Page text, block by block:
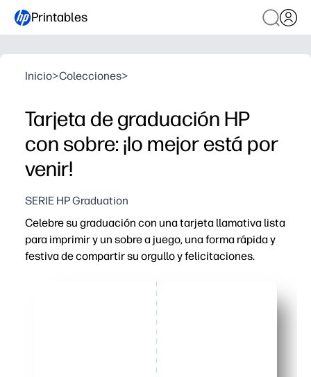
Printables
Inicio>Colecciones>
Tarjeta de graduación HP
con sobre: ¡lo mejor está por
venir!
SERIE HP Graduation
Celebre su graduación con una tarjeta llamativa lista
para imprimir y un sobre a juego, una forma rápida y
festiva de compartir su orgullo y felicitaciones.
Puedes pasar de la descarga a la versión lista en
La plantilla de sobres a juego mantiene todo pulido y
Los llamativos gráficos de graduación aumentan el
Diseñado para papel de impresora doméstica